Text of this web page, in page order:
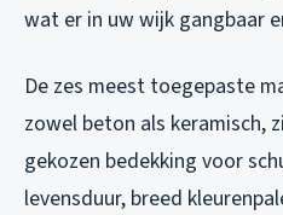
wat er in uw wijk gangbaar
De zes meest toegepaste
zowel beton als keramisch,
gekozen bedekking voor
levensduur, breed